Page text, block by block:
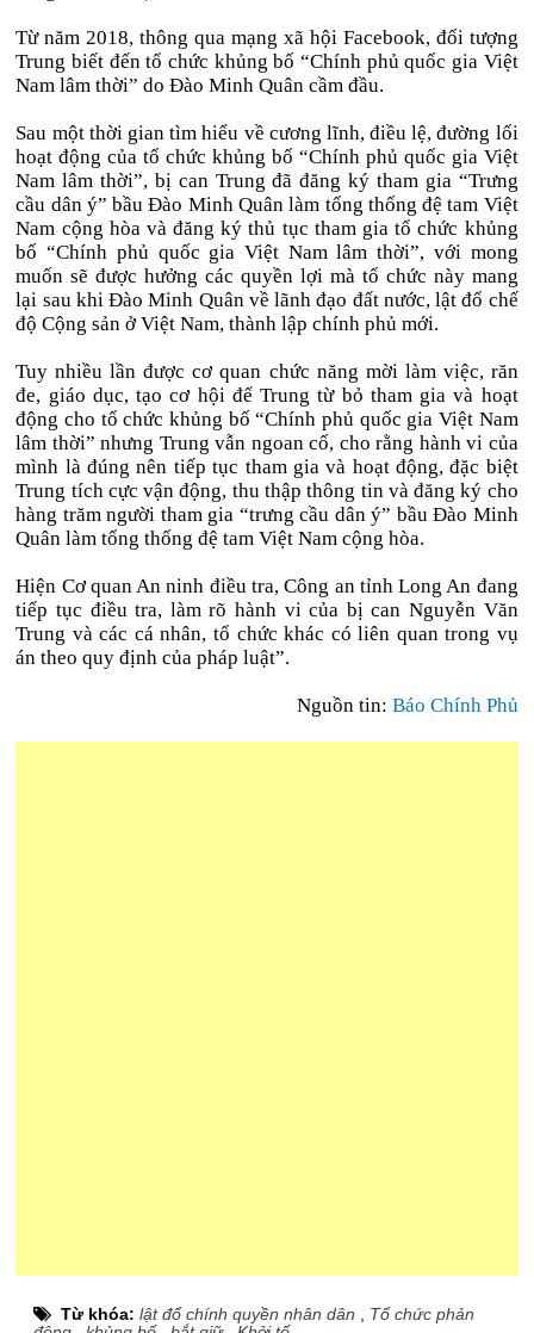
Từ năm 2018, thông qua mạng xã hội Facebook, đối tượng
Trung biết đến tổ chức khủng bố “Chính phủ quốc gia Việt
Nam lâm thời” do Đào Minh Quân cầm đầu.
Sau một thời gian tìm hiểu về cương lĩnh, điều lệ, đường lối
hoạt động của tổ chức khủng bố “Chính phủ quốc gia Việt
Nam lâm thời”, bị can Trung đã đăng ký tham gia “Trưng
cầu dân ý” bầu Đào Minh Quân làm tổng thống đệ tam Việt
Nam cộng hòa và đăng ký thủ tục tham gia tổ chức khủng
bố “Chính phủ quốc gia Việt Nam lâm thời”, với mong
muốn sẽ được hưởng các quyền lợi mà tổ chức này mang
lại sau khi Đào Minh Quân về lãnh đạo đất nước, lật đổ chế
độ Cộng sản ở Việt Nam, thành lập chính phủ mới.
Tuy nhiều lần được cơ quan chức năng mời làm việc, răn
đe, giáo dục, tạo cơ hội để Trung từ bỏ tham gia và hoạt
động cho tổ chức khủng bố “Chính phủ quốc gia Việt Nam
lâm thời” nhưng Trung vẫn ngoan cố, cho rằng hành vi của
mình là đúng nên tiếp tục tham gia và hoạt động, đặc biệt
Trung tích cực vận động, thu thập thông tin và đăng ký cho
hàng trăm người tham gia “trưng cầu dân ý” bầu Đào Minh
Quân làm tổng thống đệ tam Việt Nam cộng hòa.
Hiện Cơ quan An ninh điều tra, Công an tỉnh Long An đang
tiếp tục điều tra, làm rõ hành vi của bị can Nguyễn Văn
Trung và các cá nhân, tổ chức khác có liên quan trong vụ
án theo quy định của pháp luật”.
Nguồn tin: Báo Chính Phủ
Từ khóa:lật đổ chính quyền nhân dân
Tổ chức phản